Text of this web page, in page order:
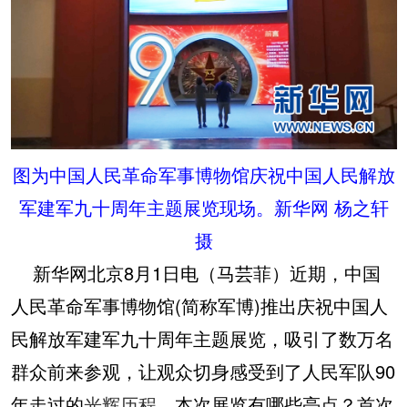
图为中国人民革命军事博物馆庆祝中国人民解放
军建军九十周年主题展览现场。新华网 杨之轩
摄
新华网北京8月1日电（马芸菲）近期，中国
人民革命军事博物馆(简称军博)推出庆祝中国人
民解放军建军九十周年主题展览，吸引了数万名
群众前来参观，让观众切身感受到了人民军队90